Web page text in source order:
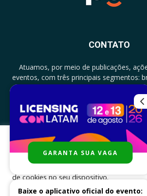
CONTATO
Atuamos, por meio de publicações,
eventos, com três principais segmentos:
licenciamento e zero a três com a
documentar, proporcionar encontro de
parcerias.
CONTATO: +5511994513097 -
SIGA-NOS
Para melhor experiência e navegação,
cookies, de acordo com a nossa
clicar em “aceito”, você concorda com o
de cookies no seu dispositivo.
GARANTA SUA VAGA
Baixe o aplicativo oficial do evento: